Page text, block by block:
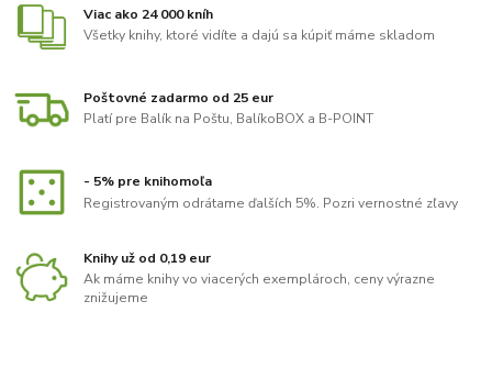
Viac ako 24 000 kníh
Všetky knihy, ktoré vidíte a dajú sa kúpiť máme skladom
Poštovné zadarmo od 25 eur
Platí pre Balík na Poštu, BalíkoBOX a B-POINT
- 5% pre knihomoľa
Registrovaným odrátame ďalších 5%. Pozri vernostné zľavy
Knihy už od 0,19 eur
Ak máme knihy vo viacerých exemplároch, ceny výrazne
znižujeme